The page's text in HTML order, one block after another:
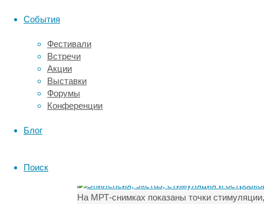
События
Фестивали
Встречи
Акции
Выставки
Форумы
Конференции
Блог
Поиск
участки
регистрируя
отклик
в
виде
изменений
нейронной
На МРТ-снимках показаны точки